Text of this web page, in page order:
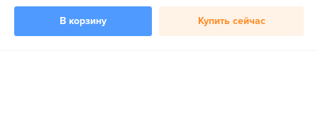
В корзину Купить сейчас